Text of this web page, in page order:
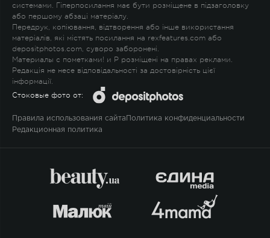
системами. Гіперпосилання має бути розміщене в підзаголовку
або першому абзаці матеріалу.
Передрук, копіювання, відтворення або інше використання
матеріалів, які містять посилання на rexfeatures.com або
depositphotos.com, суворо заборонені.
Материалы с пометками! и P розміщені на правах реклами.
Редакція не несе відповідальності за достовірність цієї
інформації.
Стоковые фото от:
Правила использования сайта Политика конфиденциальности
Редакционная политика